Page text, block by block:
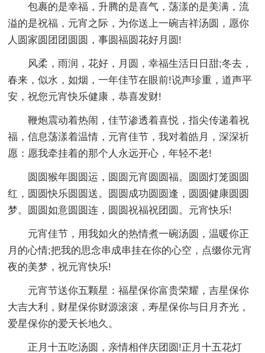
包裹的是幸福，升腾的是喜气，荡漾的是美满，流
溢的是祝福，元宵之际，为你送上一碗吉祥汤圆，愿你
人圆家圆团团圆圆，事圆福圆花好月圆!
风柔，雨润，花好，月圆，幸福生活日日甜;冬去，
春来，似水，如烟，一年佳节在眼前!说声珍重，道声平
安，祝您元宵快乐健康，恭喜发财!
鞭炮震动着热闹，佳节渗透着喜悦，指尖传递着祝
福，信息荡漾着温情，元宵佳节，我对着皓月，深深祈
愿：愿我牵挂着的那个人永远开心，年轻不老!
圆圆猴年圆圆运，圆圆元宵圆圆福。圆圆灯笼圆圆
红，圆圆快乐圆圆送。圆圆成功圆圆逢，圆圆健康圆圆
梦。圆圆如意圆圆连，圆圆祝福祝团圆。元宵快乐!
元宵佳节，用我如火的热情煮一碗汤圆，温暖你正
月的心情;把我的思念串成串挂在你的心空，点缀你元宵
夜的美梦，祝元宵快乐!
元宵节送你五颗星：福星保你富贵荣耀，吉星保你
大吉大利，财星保你财源滚滚，寿星保你与日月齐光，
爱星保你的爱天长地久。
正月十五吃汤圆，亲情相伴庆团圆!正月十五花灯